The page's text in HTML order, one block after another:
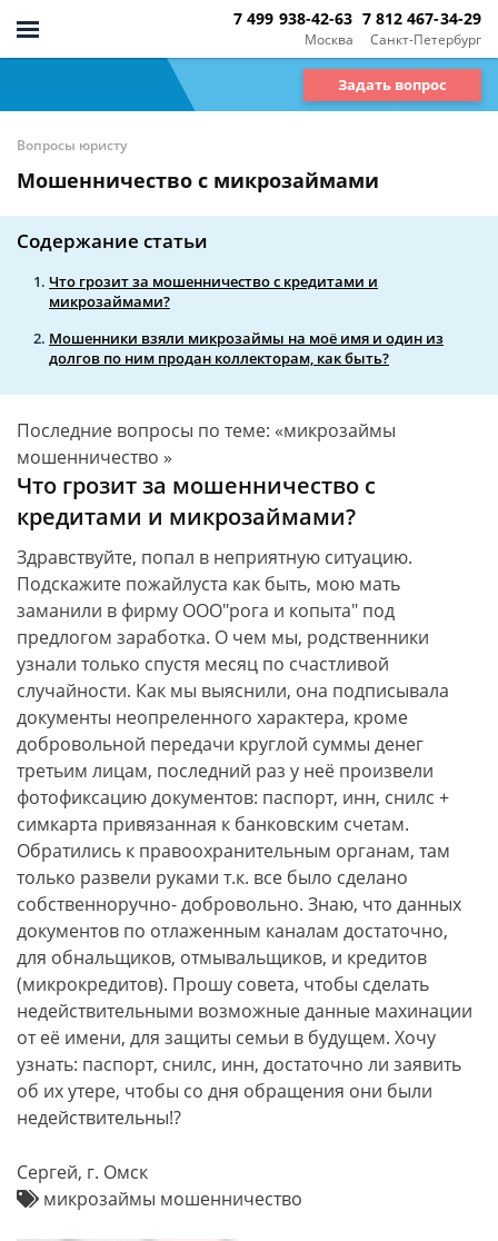
Москва
7 499 938-42-63
Санкт-Петербург
7 812 467-34-29
Задать вопрос
Вопросы юристу
Мошенничество с микрозаймами
Содержание статьи
Что грозит за мошенничество с кредитами и
микрозаймами?
Мошенники взяли микрозаймы на моё имя и один из
долгов по ним продан коллекторам, как быть?
Последние вопросы по теме: «микрозаймы
мошенничество »
Что грозит за мошенничество с
кредитами и микрозаймами?
Здравствуйте, попал в неприятную ситуацию.
Подскажите пожайлуста как быть, мою мать
заманили в фирму ООО"рога и копыта" под
предлогом заработка. О чем мы, родственники
узнали только спустя месяц по счастливой
случайности. Как мы выяснили, она подписывала
документы неопреленного характера, кроме
добровольной передачи круглой суммы денег
третьим лицам, последний раз у неё произвели
фотофиксацию документов: паспорт, инн, снилс +
симкарта привязанная к банковским счетам.
Обратились к правоохранительным органам, там
только развели руками т.к. все было сделано
собственноручно- добровольно. Знаю, что данных
документов по отлаженным каналам достаточно,
для обнальщиков, отмывальщиков, и кредитов
(микрокредитов). Прошу совета, чтобы сделать
недействительными возможные данные махинации
от её имени, для защиты семьи в будущем. Хочу
узнать: паспорт, снилс, инн, достаточно ли заявить
об их утере, чтобы со дня обращения они были
недействительны!?
Сергей, г. Омск
микрозаймы мошенничество